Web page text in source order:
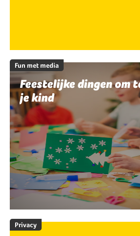
Fun met media
Feestelijke dingen om
je kind
Privacy